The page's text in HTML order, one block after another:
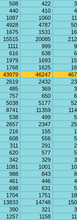
508 422
440 410
1087 1060
4928 4787
1675 1531
15515 20085
1111 999
616 638
1979 1693
1768 1625
43979 46247
2619 2432
485 369
757 650
5038 5177
8741 11359
538 499
2657 2347
216 155
608 556
311 291
620 577
342 329
1081 1001
988 843
461 446
698 631
1704 1751
13833 14748
390 321
1257 1158